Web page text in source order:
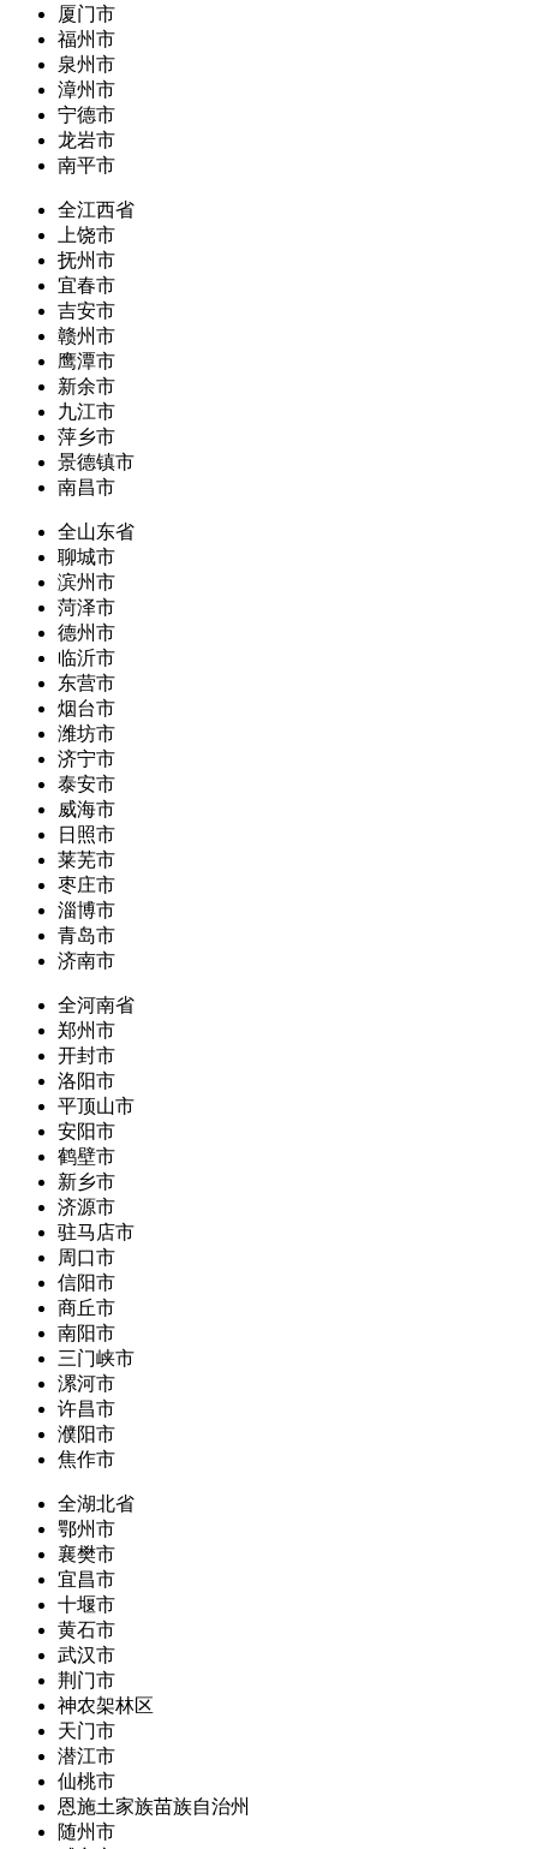
厦门市
福州市
泉州市
漳州市
宁德市
龙岩市
南平市
全江西省
上饶市
抚州市
宜春市
吉安市
赣州市
鹰潭市
新余市
九江市
萍乡市
景德镇市
南昌市
全山东省
聊城市
滨州市
菏泽市
德州市
临沂市
东营市
烟台市
潍坊市
济宁市
泰安市
威海市
日照市
莱芜市
枣庄市
淄博市
青岛市
济南市
全河南省
郑州市
开封市
洛阳市
平顶山市
安阳市
鹤壁市
新乡市
济源市
驻马店市
周口市
信阳市
商丘市
南阳市
三门峡市
漯河市
许昌市
濮阳市
焦作市
全湖北省
鄂州市
襄樊市
宜昌市
十堰市
黄石市
武汉市
荆门市
神农架林区
天门市
潜江市
仙桃市
恩施土家族苗族自治州
随州市